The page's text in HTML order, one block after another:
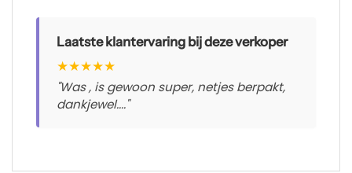
Laatste klantervaring bij deze verkoper
★★★★★
"Was , is gewoon super, netjes berpakt,
dankjewel...."